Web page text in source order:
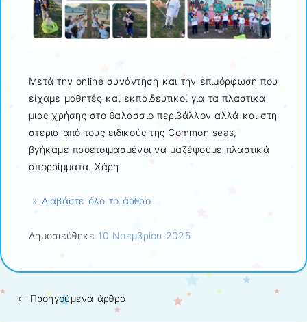
Μετά την online συνάντηση και την επιμόρφωση που
είχαμε μαθητές και εκπαιδευτικοί για τα πλαστικά
μιας χρήσης στο θαλάσσιο περιβάλλον αλλά και στη
στεριά από τους ειδικούς της Common seas,
βγήκαμε προετοιμασμένοι να μαζέψουμε πλαστικά
απορρίμματα. Χάρη
» Διαβάστε όλο το άρθρο
Δημοσιεύθηκε 10 Νοεμβρίου 2025
Πλοήγηση άρθρων
← Προηγούμενα άρθρα